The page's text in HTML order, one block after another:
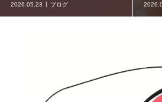
2026.05.23 ブログ